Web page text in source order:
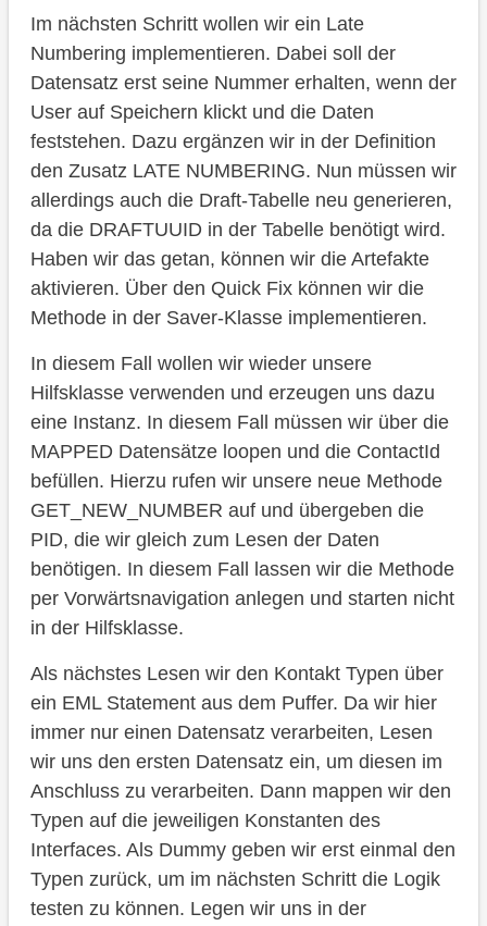
Im nächsten Schritt wollen wir ein Late
Numbering implementieren. Dabei soll der
Datensatz erst seine Nummer erhalten, wenn der
User auf Speichern klickt und die Daten
feststehen. Dazu ergänzen wir in der Definition
den Zusatz LATE NUMBERING. Nun müssen wir
allerdings auch die Draft-Tabelle neu generieren,
da die DRAFTUUID in der Tabelle benötigt wird.
Haben wir das getan, können wir die Artefakte
aktivieren. Über den Quick Fix können wir die
Methode in der Saver-Klasse implementieren.
In diesem Fall wollen wir wieder unsere
Hilfsklasse verwenden und erzeugen uns dazu
eine Instanz. In diesem Fall müssen wir über die
MAPPED Datensätze loopen und die ContactId
befüllen. Hierzu rufen wir unsere neue Methode
GET_NEW_NUMBER auf und übergeben die
PID, die wir gleich zum Lesen der Daten
benötigen. In diesem Fall lassen wir die Methode
per Vorwärtsnavigation anlegen und starten nicht
in der Hilfsklasse.
Als nächstes Lesen wir den Kontakt Typen über
ein EML Statement aus dem Puffer. Da wir hier
immer nur einen Datensatz verarbeiten, Lesen
wir uns den ersten Datensatz ein, um diesen im
Anschluss zu verarbeiten. Dann mappen wir den
Typen auf die jeweiligen Konstanten des
Interfaces. Als Dummy geben wir erst einmal den
Typen zurück, um im nächsten Schritt die Logik
testen zu können. Legen wir uns in der